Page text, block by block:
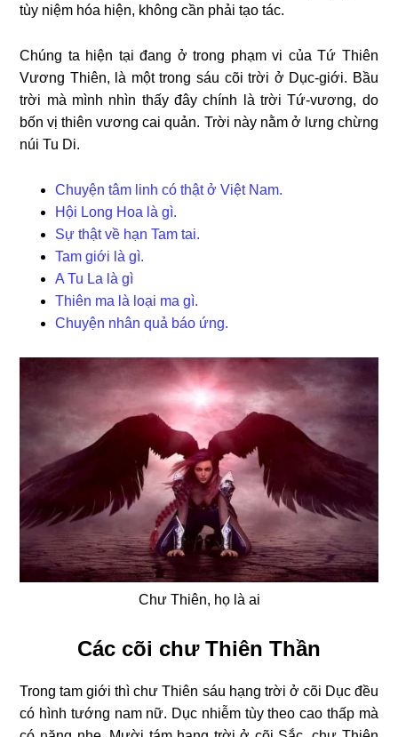
tùy niệm hóa hiện, không cần phải tạo tác.
Chúng ta hiện tại đang ở trong phạm vi của Tứ Thiên
Vương Thiên, là một trong sáu cõi trời ở Dục-giới. Bầu
trời mà mình nhìn thấy đây chính là trời Tứ-vương, do
bốn vị thiên vương cai quản. Trời này nằm ở lưng chừng
núi Tu Di.
Chuyện tâm linh có thật ở Việt Nam.
Hội Long Hoa là gì.
Sự thật về hạn Tam tai.
Tam giới là gì.
A Tu La là gì
Thiên ma là loại ma gì.
Chuyện nhân quả báo ứng.
Chư Thiên, họ là ai
Các cõi chư Thiên Thần
Trong tam giới thì chư Thiên sáu hạng trời ở cõi Dục đều
có hình tướng nam nữ. Dục nhiễm tùy theo cao thấp mà